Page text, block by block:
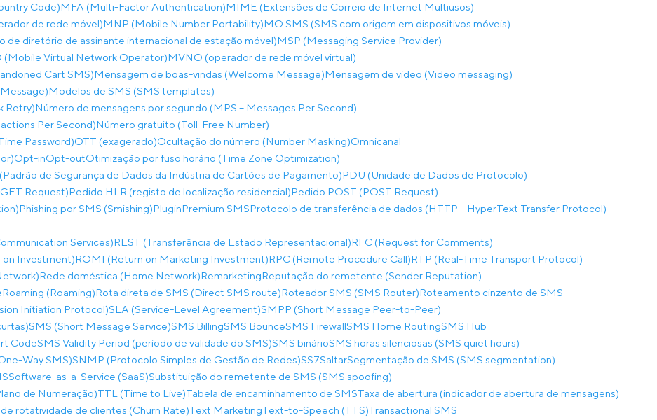
Code)MFA (Multi-Factor Authentication)MIME (Extensões de Correio de Internet Multiusos)
de rede móvel)MNP (Mobile Number Portability)MO SMS (SMS com origem em dispositivos móveis)
de diretório de assinante internacional de estação móvel)MSP (Messaging Service Provider)
(Mobile Virtual Network Operator)MVNO (operador de rede móvel virtual)
Cart SMS)Mensagem de boas-vindas (Welcome Message)Mensagem de vídeo (Video messaging)
Modelos de SMS (SMS templates)
Retry)Número de mensagens por segundo (MPS – Messages Per Second)
Per Second)Número gratuito (Toll-Free Number)
Password)OTT (exagerado)Ocultação do número (Number Masking)Omnicanal
Opt-inOpt-outOtimização por fuso horário (Time Zone Optimization)
de Segurança de Dados da Indústria de Cartões de Pagamento)PDU (Unidade de Dados de Protocolo)
Request)Pedido HLR (registo de localização residencial)Pedido POST (POST Request)
Phishing por SMS (Smishing)PluginPremium SMSProtocolo de transferência de dados (HTTP – HyperText Transfer Protocol)
Services)REST (Transferência de Estado Representacional)RFC (Request for Comments)
on Investment)ROMI (Return on Marketing Investment)RPC (Remote Procedure Call)RTP (Real-Time Transport Protocol)
Rede doméstica (Home Network)RemarketingReputação do remetente (Sender Reputation)
Roaming (Roaming)Rota direta de SMS (Direct SMS route)Roteador SMS (SMS Router)Roteamento cinzento de SMS
Initiation Protocol)SLA (Service-Level Agreement)SMPP (Short Message Peer-to-Peer)
SMS (Short Message Service)SMS BillingSMS BounceSMS FirewallSMS Home RoutingSMS Hub
CodeSMS Validity Period (período de validade do SMS)SMS binárioSMS horas silenciosas (SMS quiet hours)
Way SMS)SNMP (Protocolo Simples de Gestão de Redes)SS7SaltarSegmentação de SMS (SMS segmentation)
Software-as-a-Service (SaaS)Substituição do remetente de SMS (SMS spoofing)
de Numeração)TTL (Time to Live)Tabela de encaminhamento de SMSTaxa de abertura (indicador de abertura de mensagens)
de rotatividade de clientes (Churn Rate)Text MarketingText-to-Speech (TTS)Transactional SMS